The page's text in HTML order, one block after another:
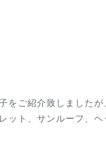
ご紹介致しました
ト、サンルーフ、